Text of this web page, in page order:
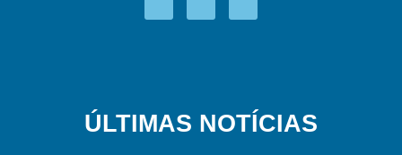
ÚLTIMAS NOTÍCIAS